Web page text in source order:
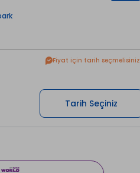
Fiyat için tarih seçmelisiniz
Tarih Seçiniz